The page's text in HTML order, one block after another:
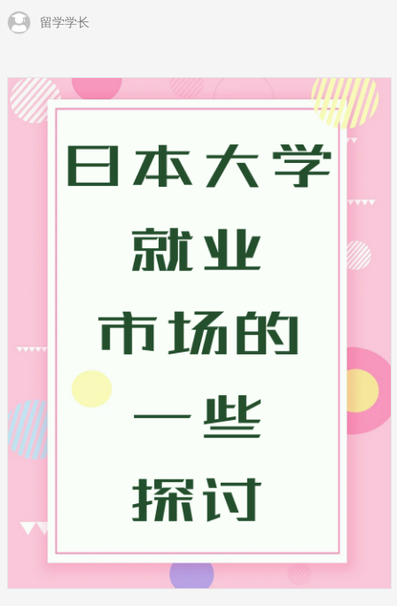
留学学长